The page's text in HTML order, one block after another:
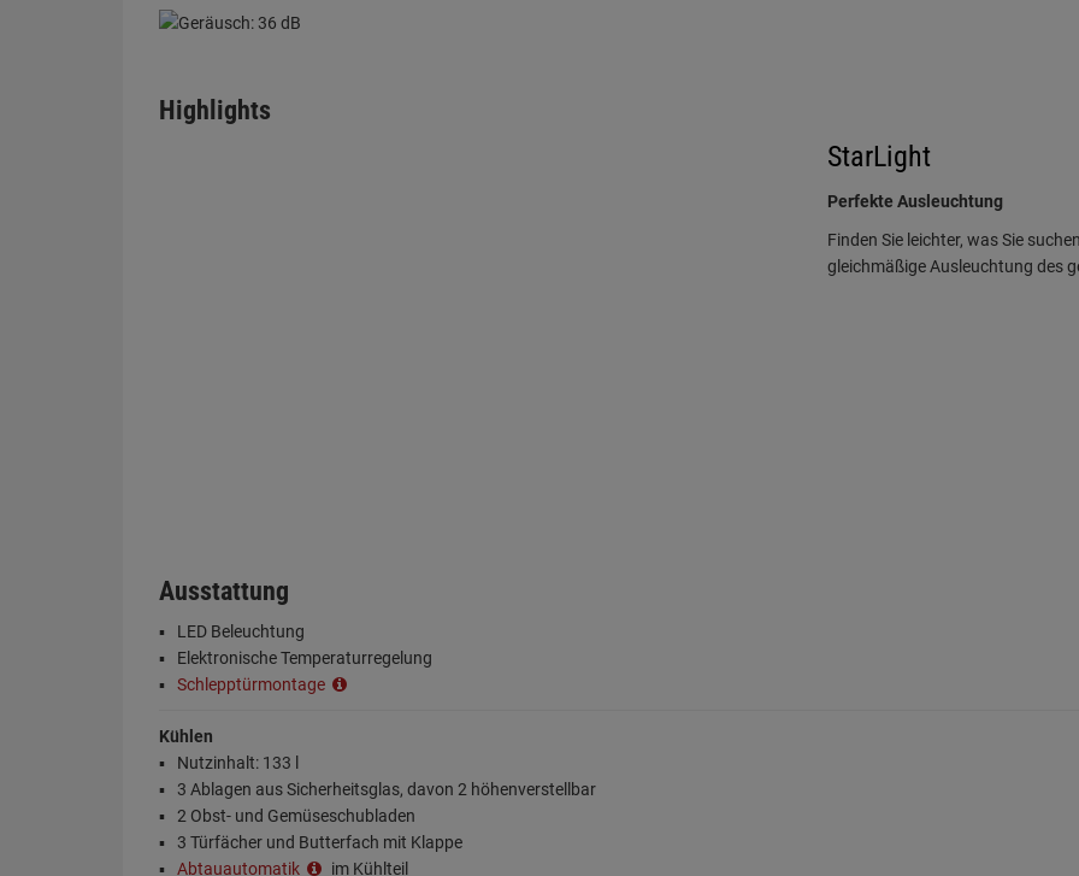
Highlights
StarLight
Perfekte Ausleuchtung
Finden Sie leichter, was Sie
gleichmäßige Ausleuchtung des
Ausstattung
LED Beleuchtung
Elektronische Temperaturregelung
Schlepptürmontage
Kühlen
Nutzinhalt: 133 l
3 Ablagen aus Sicherheitsglas, davon 2 höhenverstellbar
2 Obst- und Gemüseschubladen
3 Türfächer und Butterfach mit Klappe
Abtauautomatik
im Kühlteil